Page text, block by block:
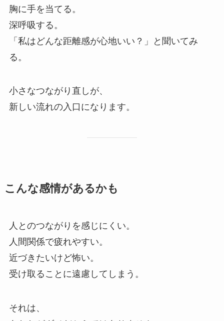
胸に手を当てる。
深呼吸する。
「私はどんな距離感が心地いい？」と聞いてみ
る。
小さなつながり直しが、
新しい流れの入口になります。
こんな感情があるかも
人とのつながりを感じにくい。
人間関係で疲れやすい。
近づきたいけど怖い。
受け取ることに遠慮してしまう。
それは、